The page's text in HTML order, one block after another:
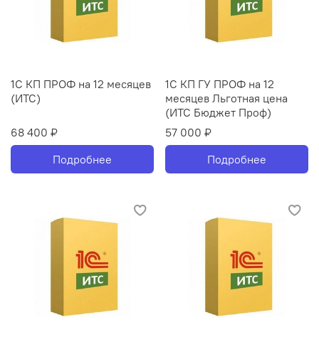
1С КП ПРОФ на 12 месяцев
(ИТС)
68 400 ₽
Подробнее
1С КП ГУ ПРОФ на 12
месяцев Льготная цена
(ИТС Бюджет Проф)
57 000 ₽
Подробнее